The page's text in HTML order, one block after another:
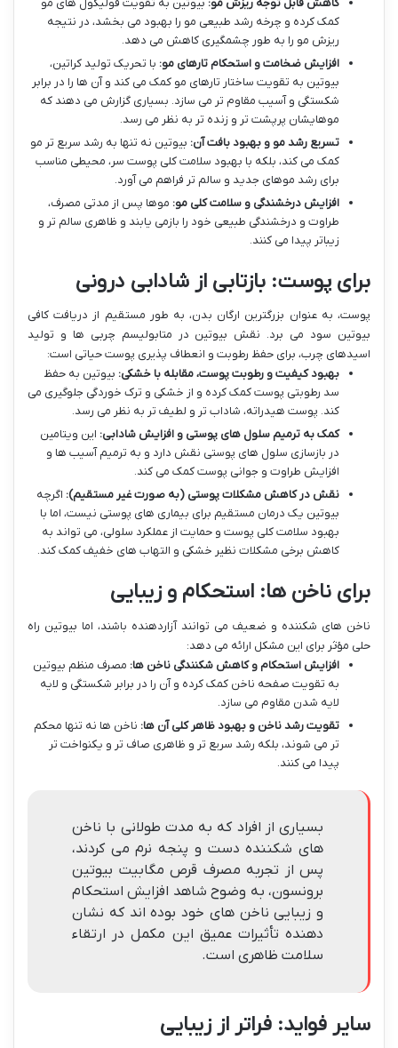
کمک کرده و چرخه رشد طبیعی مو را بهبود می بخشد، در نتیجه
ریزش مو را به طور چشمگیری کاهش می دهد.
افزایش ضخامت و استحکام تارهای مو: با تحریک تولید کراتین،
بیوتین به تقویت ساختار تارهای مو کمک می کند و آن ها را در برابر
شکستگی و آسیب مقاوم تر می سازد. بسیاری گزارش می دهند که
موهایشان پرپشت تر و زنده تر به نظر می رسد.
تسریع رشد مو و بهبود بافت آن: بیوتین نه تنها به رشد سریع تر مو
کمک می کند، بلکه با بهبود سلامت کلی پوست سر، محیطی مناسب
برای رشد موهای جدید و سالم تر فراهم می آورد.
افزایش درخشندگی و سلامت کلی مو: موها پس از مدتی مصرف،
طراوت و درخشندگی طبیعی خود را بازمی یابند و ظاهری سالم تر و
زیباتر پیدا می کنند.
برای پوست: بازتابی از شادابی درونی
پوست، به عنوان بزرگترین ارگان بدن، به طور مستقیم از دریافت کافی
بیوتین سود می برد. نقش بیوتین در متابولیسم چربی ها و تولید
اسیدهای چرب، برای حفظ رطوبت و انعطاف پذیری پوست حیاتی است:
بهبود کیفیت و رطوبت پوست، مقابله با خشکی: بیوتین به حفظ
سد رطوبتی پوست کمک کرده و از خشکی و ترک خوردگی جلوگیری می
کند. پوست هیدراته، شاداب تر و لطیف تر به نظر می رسد.
کمک به ترمیم سلول های پوستی و افزایش شادابی: این ویتامین
در بازسازی سلول های پوستی نقش دارد و به ترمیم آسیب ها و
افزایش طراوت و جوانی پوست کمک می کند.
نقش در کاهش مشکلات پوستی (به صورت غیر مستقیم): اگرچه
بیوتین یک درمان مستقیم برای بیماری های پوستی نیست، اما با
بهبود سلامت کلی پوست و حمایت از عملکرد سلولی، می تواند به
کاهش برخی مشکلات نظیر خشکی و التهاب های خفیف کمک کند.
برای ناخن ها: استحکام و زیبایی
ناخن های شکننده و ضعیف می توانند آزاردهنده باشند، اما بیوتین راه
حلی مؤثر برای این مشکل ارائه می دهد:
افزایش استحکام و کاهش شکنندگی ناخن ها: مصرف منظم بیوتین
به تقویت صفحه ناخن کمک کرده و آن را در برابر شکستگی و لایه
لایه شدن مقاوم می سازد.
تقویت رشد ناخن و بهبود ظاهر کلی آن ها: ناخن ها نه تنها محکم
تر می شوند، بلکه رشد سریع تر و ظاهری صاف تر و یکنواخت تر
پیدا می کنند.
بسیاری از افراد که به مدت طولانی با ناخن
های شکننده دست و پنجه نرم می کردند،
پس از تجربه مصرف قرص مگابیت بیوتین
برونسون، به وضوح شاهد افزایش استحکام
و زیبایی ناخن های خود بوده اند که نشان
دهنده تأثیرات عمیق این مکمل در ارتقاء
سلامت ظاهری است.
سایر فواید: فراتر از زیبایی